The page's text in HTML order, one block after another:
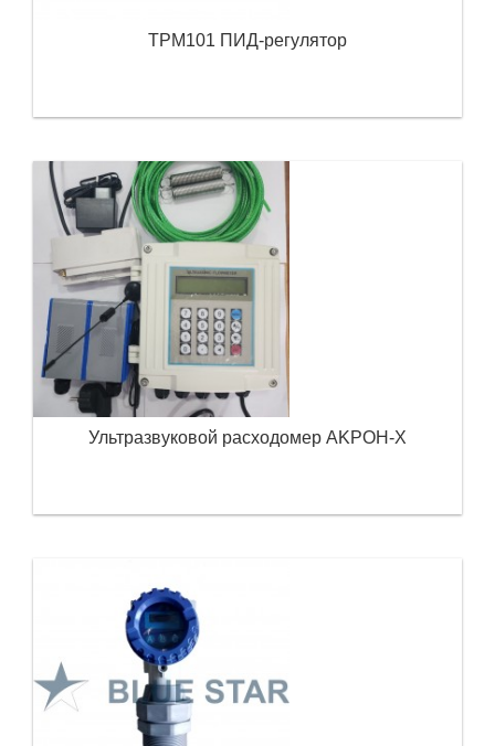
ТРМ101 ПИД-регулятор
Ультразвуковой расходомер AKPOH-X